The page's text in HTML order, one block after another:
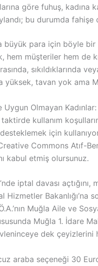
göre fuhuş, kadına
bu durumda fahişe
büyük para için böyle
hem müşteriler hem de
sıkıldıklarında
yüksek, tavan yok ama
Olmayan
kullanım
için
Commons Atıf-
kabul etmiş olursunuz.
iptal davası
Hizmetler Bakanlığı’na
Muğla Aile ve
Muğla 1. İdare
dek çeyizlerini
araba seçeneği 30